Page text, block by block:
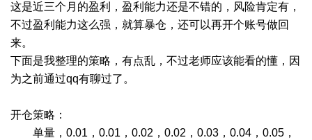
这是近三个月的盈利，盈利能力还是不错的，风险肯定有，
不过盈利能力这么强，就算暴仓，还可以再开个账号做回
来。
下面是我整理的策略，有点乱，不过老师应该能看的懂，因
为之前通过qq有聊过了。
开仓策略：
单量，0.01，0.01，0.02，0.02，0.03，0.04，0.05，